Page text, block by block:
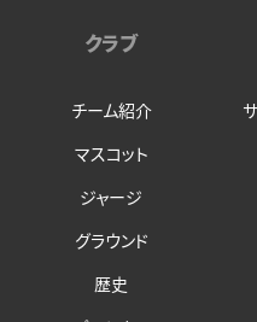
クラブ
チーム紹介
マスコット
ジャージ
グラウンド
歴史